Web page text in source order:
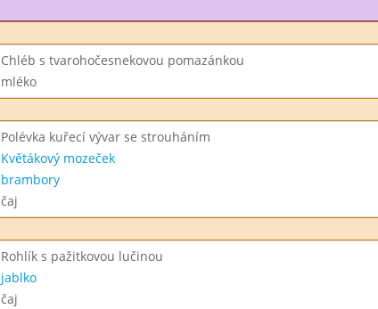
Chléb s tvarohočesnekovou pomazánkou
mléko
Polévka kuřecí vývar se strouháním
Květákový mozeček
brambory
čaj
Rohlík s pažitkovou lučinou
jablko
čaj